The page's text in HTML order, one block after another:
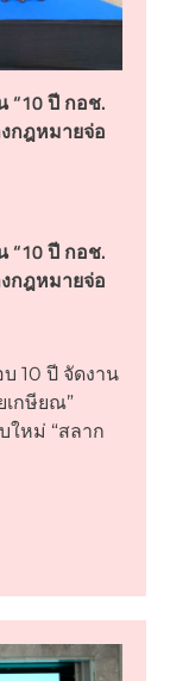
“10 ปี กอช.
กฎหมายจ่อ
“10 ปี กอช.
กฎหมายจ่อ
10 ปี จัดงาน
เกษียณ”
ใหม่ “สลาก